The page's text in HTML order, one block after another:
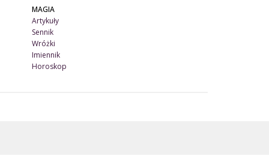
MAGIA
Artykuły
Sennik
Wróżki
Imiennik
Horoskop